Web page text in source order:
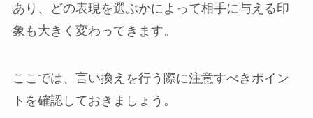
あり、どの表現を選ぶかによって相手に与える印
象も大きく変わってきます。
ここでは、言い換えを行う際に注意すべきポイン
トを確認しておきましょう。